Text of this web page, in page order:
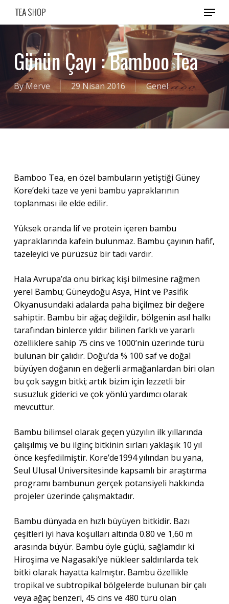
Skip
content
Menu
Günün Çayı : Bamboo Tea
ByMerve 29 Nisan 2016 Genel
Bamboo Tea, en özel bambuların yetiştiği Güney
Kore’deki taze ve yeni bambu yapraklarının
toplanması ile elde edilir.
Yüksek oranda lif ve protein içeren bambu
yapraklarında kafein bulunmaz. Bambu çayının hafif,
tazeleyici ve pürüzsüz bir tadı vardır.
Hala Avrupa’da onu birkaç kişi bilmesine rağmen
yerel Bambu; Güneydoğu Asya, Hint ve Pasifik
Okyanusundaki adalarda paha biçilmez bir değere
sahiptir. Bambu bir ağaç değildir, bölgenin asıl halkı
tarafından binlerce yıldır bilinen farklı ve yararlı
özelliklere sahip 75 cins ve 1000’nin üzerinde türü
bulunan bir çalıdır. Doğu’da % 100 saf ve doğal
büyüyen doğanın en değerli armağanlardan biri olan
bu çok saygın bitki; artık bizim için lezzetli bir
susuzluk giderici ve çok yönlü yardımcı olarak
mevcuttur.
Bambu bilimsel olarak geçen yüzyılın ilk yıllarında
çalışılmış ve bu ilginç bitkinin sırları yaklaşık 10 yıl
önce keşfedilmiştir. Kore’de1994 yılından bu yana,
Seul Ulusal Üniversitesinde kapsamlı bir araştırma
programı bambunun gerçek potansiyeli hakkında
projeler üzerinde çalışmaktadır.
Bambu dünyada en hızlı büyüyen bitkidir. Bazı
çeşitleri iyi hava koşulları altında 0.80 ve 1,60 m
arasında büyür. Bambu öyle güçlü, sağlamdır ki
Hiroşima ve Nagasaki’ye nükleer saldırılarda tek
bitki olarak hayatta kalmıştır. Bambu özellikle
tropikal ve subtropikal bölgelerde bulunan bir çalı
veya ağaç benzeri, 45 cins ve 480 türü olan